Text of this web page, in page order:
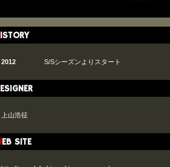
HISTORY
2012 S/Sシーズンよりスタート
DESIGNER
上山浩征
WEB SITE